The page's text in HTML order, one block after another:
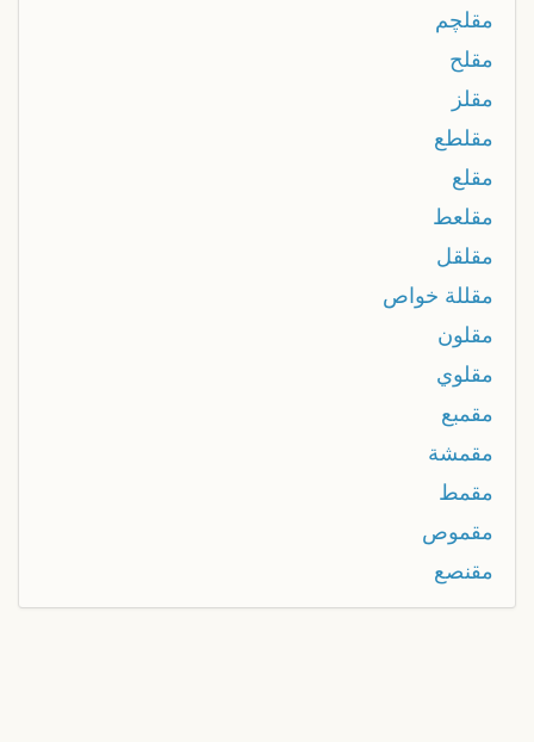
مقلچم
مقلح
مقلز
مقلطع
مقلع
مقلعط
مقلقل
مقللة خواص
مقلون
مقلوي
مقمبع
مقمشة
مقمط
مقموص
مقنصع